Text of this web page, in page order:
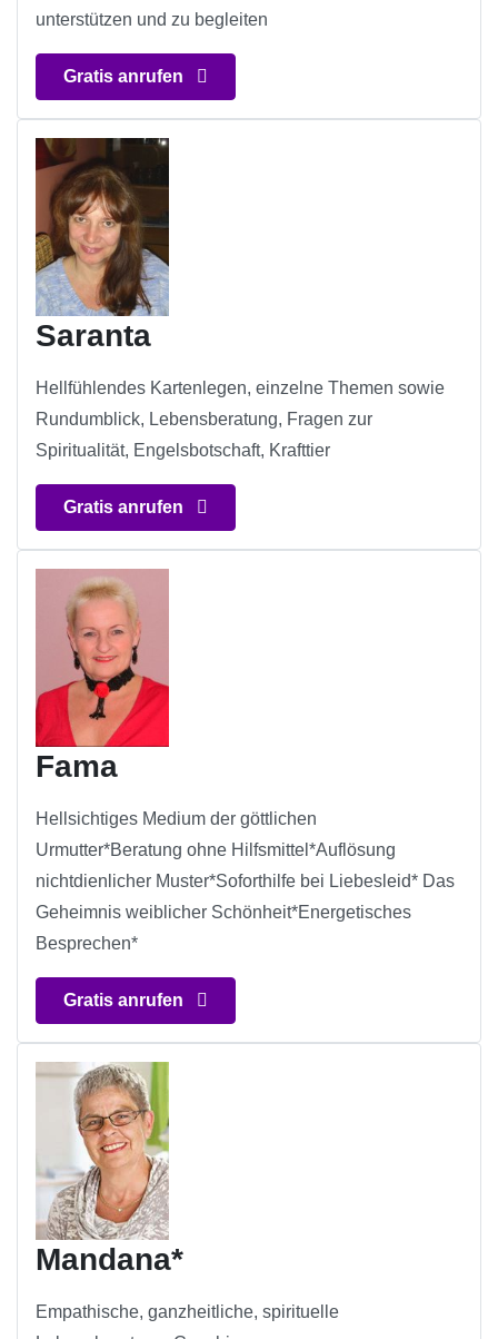
unterstützen und zu begleiten
Gratis anrufen
Saranta
Hellfühlendes Kartenlegen, einzelne Themen sowie
Rundumblick, Lebensberatung, Fragen zur
Spiritualität, Engelsbotschaft, Krafttier
Gratis anrufen
Fama
Hellsichtiges Medium der göttlichen
Urmutter*Beratung ohne Hilfsmittel*Auflösung
nichtdienlicher Muster*Soforthilfe bei Liebesleid* Das
Geheimnis weiblicher Schönheit*Energetisches
Besprechen*
Gratis anrufen
Mandana*
Empathische, ganzheitliche, spirituelle